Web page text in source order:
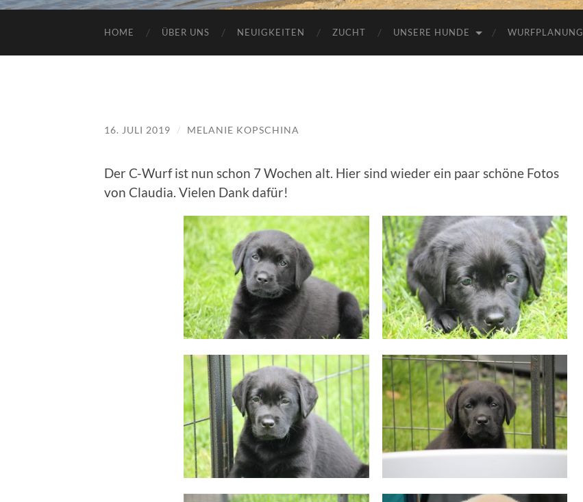
HOME ÜBER UNS NEUIGKEITEN ZUCHT UNSERE HUNDE WURFPLANUNG
16. JULI 2019 / MELANIE KOPSCHINA
Der C-Wurf ist nun schon 7 Wochen alt. Hier sind wieder ein paar schöne Fotos
von Claudia. Vielen Dank dafür!